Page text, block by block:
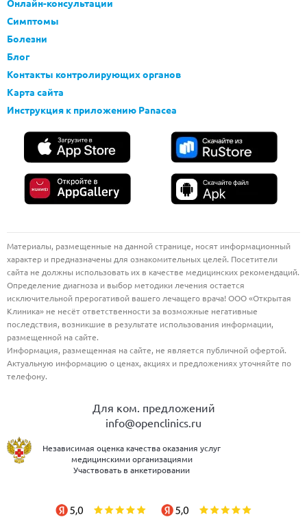
Онлайн-консультации
Симптомы
Болезни
Блог
Контакты контролирующих органов
Карта сайта
Инструкция к приложению Panacea
Материалы, размещенные на данной странице, носят информационный
характер и предназначены для ознакомительных целей. Посетители
сайта не должны использовать их в качестве медицинских рекомендаций.
Определение диагноза и выбор методики лечения остается
исключительной прерогативой вашего лечащего врача! ООО «Открытая
Клиника» не несёт ответственности за возможные негативные
последствия, возникшие в результате использования информации,
размещенной на сайте.
Информация, размещенная на сайте, не является публичной офертой.
Актуальную информацию о ценах, акциях и предложениях уточняйте по
телефону.
Для ком. предложений
info@openclinics.ru
Независимая оценка качества оказания услуг
медицинскими организациями
Участвовать в анкетировании